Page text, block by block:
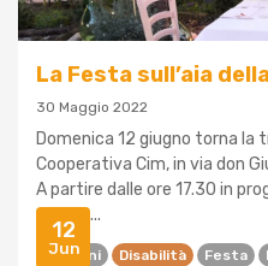
12
Jun
La Festa sull’aia
30 Maggio 2022
Domenica 12 giugno torna la
Cooperativa Cim, in via don
A partire dalle ore 17.30 in
sul mie...
Bambini Disabilità Festa